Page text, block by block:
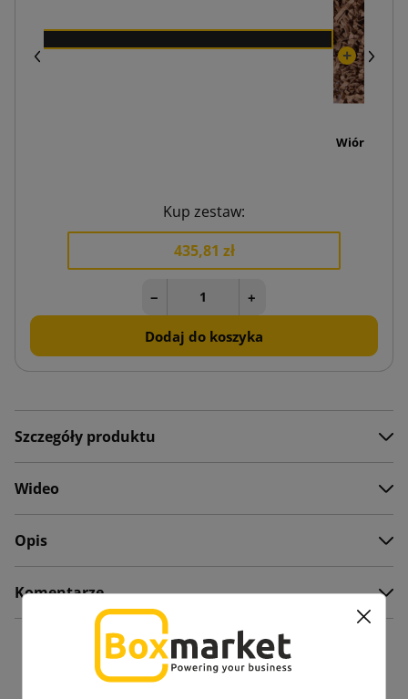
Wiórki
Kup zestaw:
435,81 zł
− +
Dodaj do koszyka
Szczegóły produktu
Wideo
Opis
Komentarze
Zobacz także